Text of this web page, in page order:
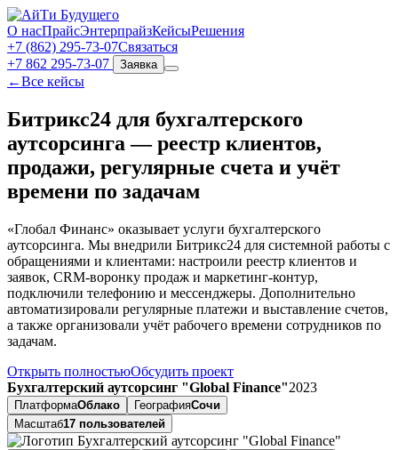
О насПрайсЭнтерпрайзКейсыРешения
+7 (862) 295‑73‑07Связаться
+7 862 295-73-07
Заявка
←Все кейсы
Битрикс24 для бухгалтерского
аутсорсинга — реестр клиентов,
продажи, регулярные счета и учёт
времени по задачам
«Глобал Финанс» оказывает услуги бухгалтерского
аутсорсинга. Мы внедрили Битрикс24 для системной работы с
обращениями и клиентами: настроили реестр клиентов и
заявок, CRM‑воронку продаж и маркетинг‑контур,
подключили телефонию и мессенджеры. Дополнительно
автоматизировали регулярные платежи и выставление счетов,
а также организовали учёт рабочего времени сотрудников по
задачам.
Открыть полностьюОбсудить проект
Бухгалтерский аутсорсинг "Global Finance"2023
ПлатформаОблако ГеографияСочи
Масштаб17 пользователей